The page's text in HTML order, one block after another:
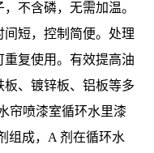
不含磷，无需加温。
短，控制简便。处理
复使用。有效提高油
、镀锌板、铝板等多
帘喷漆室循环水里漆
组成，A 剂在循环水